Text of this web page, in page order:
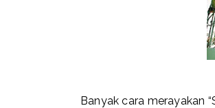
Banyak cara merayakan